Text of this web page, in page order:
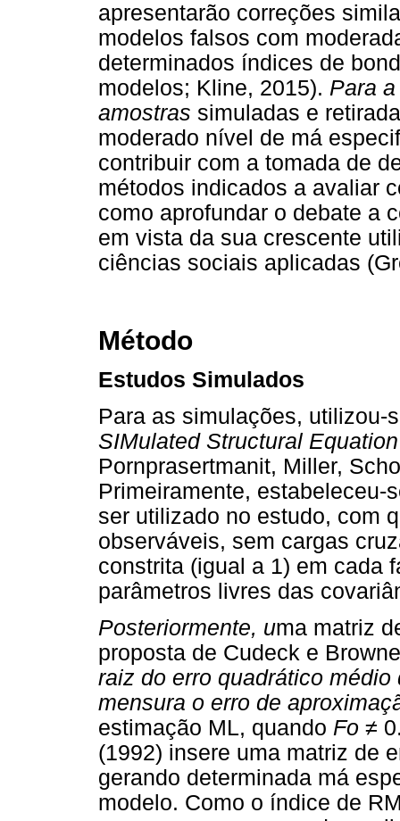
apresentarão correções
modelos falsos com
determinados índices de
modelos; Kline, 2015). Para
amostras simuladas e
moderado nível de má
contribuir com a tomada de
métodos indicados a avaliar
como aprofundar o debate a
em vista da sua crescente
ciências sociais aplicadas
Método
Estudos Simulados
Para as simulações, utilizou-
SIMulated Structural
Pornprasertmanit, Miller,
Primeiramente, estabeleceu-
ser utilizado no estudo, com
observáveis, sem cargas
constrita (igual a 1) em cada
parâmetros livres das
Posteriormente, uma matriz
proposta de Cudeck e
raiz do erro quadrático
mensura o erro de
estimação ML, quando Fo ≠
(1992) insere uma matriz de
gerando determinada má
modelo. Como o índice de